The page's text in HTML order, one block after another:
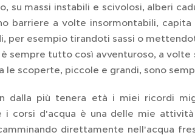
su massi instabili e scivolosi, alberi
barriere a volte insormontabili,
per esempio tirandoti sassi o
è sempre tutto così avventuroso, a
le scoperte, piccole e grandi, sono
dalla più tenera età i miei ricordi
i corsi d'acqua è una delle mie
direttamente nell'acqua